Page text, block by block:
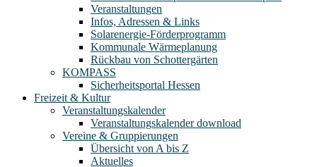
Veranstaltungen
Infos, Adressen & Links
Solarenergie-Förderprogramm
Kommunale Wärmeplanung
Rückbau von Schottergärten
KOMPASS
Sicherheitsportal Hessen
Freizeit & Kultur
Veranstaltungskalender
Veranstaltungskalender download
Vereine & Gruppierungen
Übersicht von A bis Z
Aktuelles